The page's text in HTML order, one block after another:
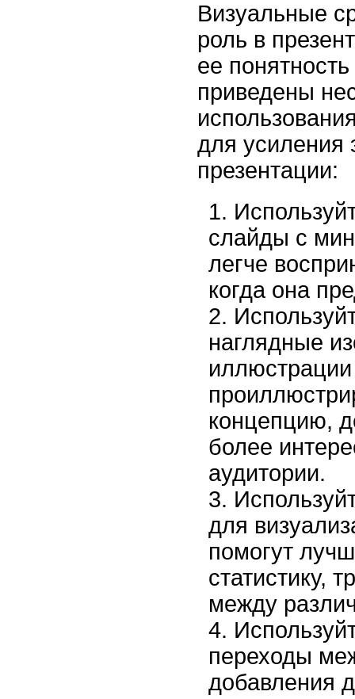
Визуальные
роль в
ее
приведены
для усиления
презентации:
слайды с
легче
когда она
наглядные
концепцию,
более
аудитории.
для
помогут
статистику,
между
переходы
добавления